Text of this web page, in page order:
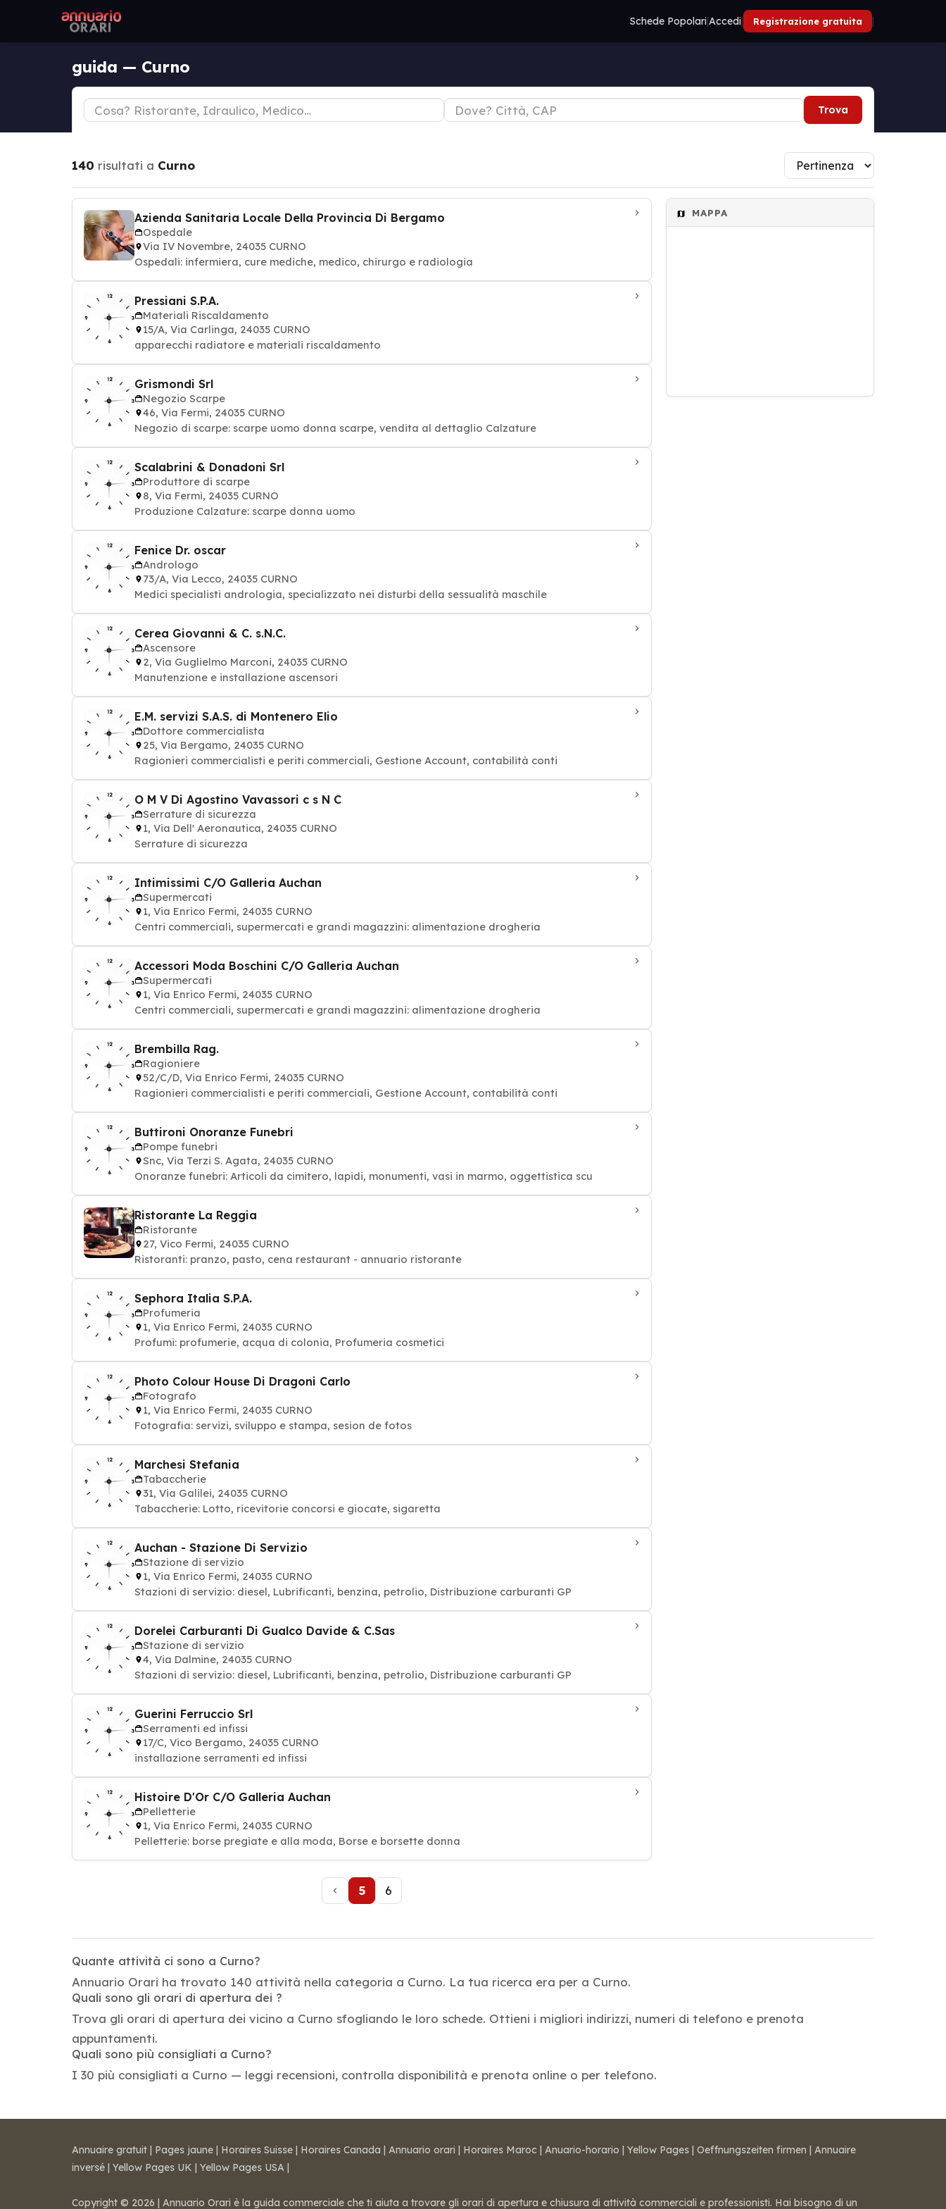
Schede Popolari|Accedi| Registrazione gratuita |
guida — Curno
Trova
140 risultati a Curno
Azienda Sanitaria Locale Della Provincia Di Bergamo
Ospedale
Via IV Novembre, 24035 CURNO
Ospedali: infermiera, cure mediche, medico, chirurgo e radiologia
Pressiani S.P.A.
Materiali Riscaldamento
15/A, Via Carlinga, 24035 CURNO
apparecchi radiatore e materiali riscaldamento
Grismondi Srl
Negozio Scarpe
46, Via Fermi, 24035 CURNO
Negozio di scarpe: scarpe uomo donna scarpe, vendita al dettaglio Calzature
Scalabrini & Donadoni Srl
Produttore di scarpe
8, Via Fermi, 24035 CURNO
Produzione Calzature: scarpe donna uomo
Fenice Dr. oscar
Andrologo
73/A, Via Lecco, 24035 CURNO
Medici specialisti andrologia, specializzato nei disturbi della sessualità maschile
Cerea Giovanni & C. s.N.C.
Ascensore
2, Via Guglielmo Marconi, 24035 CURNO
Manutenzione e installazione ascensori
E.M. servizi S.A.S. di Montenero Elio
Dottore commercialista
25, Via Bergamo, 24035 CURNO
Ragionieri commercialisti e periti commerciali, Gestione Account, contabilità conti
O M V Di Agostino Vavassori c s N C
Serrature di sicurezza
1, Via Dell' Aeronautica, 24035 CURNO
Serrature di sicurezza
Intimissimi C/O Galleria Auchan
Supermercati
1, Via Enrico Fermi, 24035 CURNO
Centri commerciali, supermercati e grandi magazzini: alimentazione drogheria
Accessori Moda Boschini C/O Galleria Auchan
Supermercati
1, Via Enrico Fermi, 24035 CURNO
Centri commerciali, supermercati e grandi magazzini: alimentazione drogheria
Brembilla Rag.
Ragioniere
52/C/D, Via Enrico Fermi, 24035 CURNO
Ragionieri commercialisti e periti commerciali, Gestione Account, contabilità conti
Buttironi Onoranze Funebri
Pompe funebri
Snc, Via Terzi S. Agata, 24035 CURNO
Onoranze funebri: Articoli da cimitero, lapidi, monumenti, vasi in marmo, oggettistica scu
Ristorante La Reggia
Ristorante
27, Vico Fermi, 24035 CURNO
Ristoranti: pranzo, pasto, cena restaurant - annuario ristorante
Sephora Italia S.P.A.
Profumeria
1, Via Enrico Fermi, 24035 CURNO
Profumi: profumerie, acqua di colonia, Profumeria cosmetici
Photo Colour House Di Dragoni Carlo
Fotografo
1, Via Enrico Fermi, 24035 CURNO
Fotografia: servizi, sviluppo e stampa, sesion de fotos
Marchesi Stefania
Tabaccherie
31, Via Galilei, 24035 CURNO
Tabaccherie: Lotto, ricevitorie concorsi e giocate, sigaretta
Auchan - Stazione Di Servizio
Stazione di servizio
1, Via Enrico Fermi, 24035 CURNO
Stazioni di servizio: diesel, Lubrificanti, benzina, petrolio, Distribuzione carburanti GP
Dorelei Carburanti Di Gualco Davide & C.Sas
Stazione di servizio
4, Via Dalmine, 24035 CURNO
Stazioni di servizio: diesel, Lubrificanti, benzina, petrolio, Distribuzione carburanti GP
Guerini Ferruccio Srl
Serramenti ed infissi
17/C, Vico Bergamo, 24035 CURNO
installazione serramenti ed infissi
Histoire D'Or C/O Galleria Auchan
Pelletterie
1, Via Enrico Fermi, 24035 CURNO
Pelletterie: borse pregiate e alla moda, Borse e borsette donna
5 6
MAPPA
Quante attività ci sono a Curno?
Annuario Orari ha trovato 140 attività nella categoria a Curno. La tua ricerca era per a Curno.
Quali sono gli orari di apertura dei ?
Trova gli orari di apertura dei vicino a Curno sfogliando le loro schede. Ottieni i migliori indirizzi, numeri di telefono e prenota
appuntamenti.
Quali sono più consigliati a Curno?
I 30 più consigliati a Curno — leggi recensioni, controlla disponibilità e prenota online o per telefono.
Annuaire gratuit | Pages jaune | Horaires Suisse | Horaires Canada | Annuario orari | Horaires Maroc | Anuario-horario | Yellow Pages | Oeffnungszeiten firmen | Annuaire
inversé | Yellow Pages UK | Yellow Pages USA |
Copyright © 2026 | Annuario Orari è la guida commerciale che ti aiuta a trovare gli orari di apertura e chiusura di attività commerciali e professionisti. Hai bisogno di un